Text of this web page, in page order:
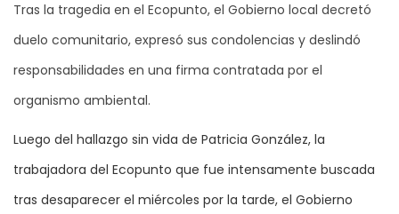
Tras la tragedia en el Ecopunto, el Gobierno local decretó
duelo comunitario, expresó sus condolencias y deslindó
responsabilidades en una firma contratada por el
organismo ambiental.
Luego del hallazgo sin vida de Patricia González, la
trabajadora del Ecopunto que fue intensamente buscada
tras desaparecer el miércoles por la tarde, el Gobierno